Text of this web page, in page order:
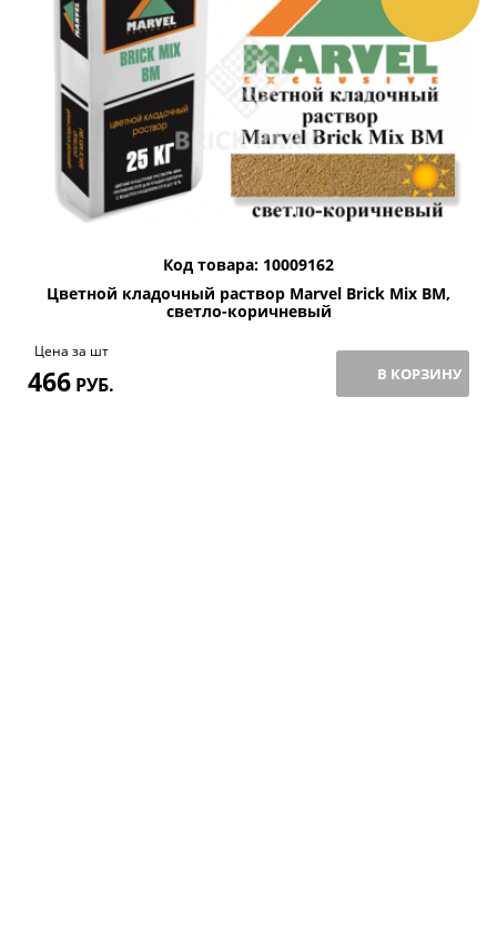
Код товара: 10009162
Цветной кладочный раствор Мarvel Brick Mix BM,
светло-коричневый
Цена за шт
466 РУБ. В КОРЗИНУ